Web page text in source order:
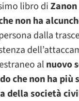
libro diZanon
non ha
dalla
alnuovo
che non ha più
della società